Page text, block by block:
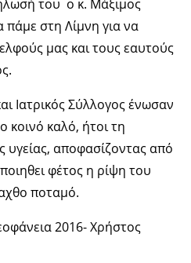
του ο κ. Μάξιμος
πάμε στη Λίμνη για να
μας και τους εαυτούς
Ιατρικός Σύλλογος ένωσαν
κοινό καλό, ήτοι τη
υγείας, αποφασίζοντας από
φέτος η ρίψη του
ποταμό.
2016- Χρήστος